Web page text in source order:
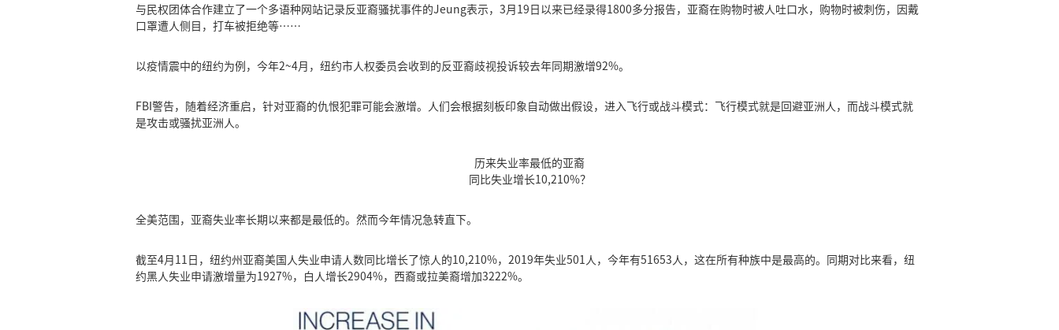
与民权团体合作建立了一个多语种网站记录反亚裔骚扰事件的Jeung表示，3月19日以来已经录得1800多分报告，亚裔在购物时被人吐口水，购物时被刺伤，因戴
口罩遭人侧目，打车被拒绝等……
以疫情震中的纽约为例，今年2~4月，纽约市人权委员会收到的反亚裔歧视投诉较去年同期激增92%。
FBI警告，随着经济重启，针对亚裔的仇恨犯罪可能会激增。人们会根据刻板印象自动做出假设，进入飞行或战斗模式：飞行模式就是回避亚洲人，而战斗模式就
是攻击或骚扰亚洲人。
历来失业率最低的亚裔
同比失业增长10,210%？
全美范围，亚裔失业率长期以来都是最低的。然而今年情况急转直下。
截至4月11日，纽约州亚裔美国人失业申请人数同比增长了惊人的10,210%，2019年失业501人，今年有51653人，这在所有种族中是最高的。同期对比来看，纽
约黑人失业申请激增量为1927%，白人增长2904%，西裔或拉美裔增加3222%。